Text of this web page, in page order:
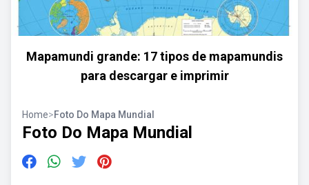
Mapamundi grande: 17 tipos de mapamundis
para descargar e imprimir
Home>Foto Do Mapa Mundial
Foto Do Mapa Mundial